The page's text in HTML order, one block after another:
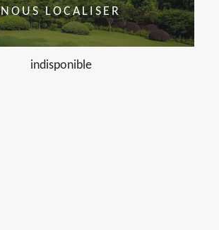
NOUS LOCALISER
indisponible